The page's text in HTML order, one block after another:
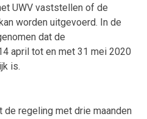
UWV vaststellen of de
worden uitgevoerd. In de
dat de
april tot en met 31 mei 2020
is.
regeling met drie maanden